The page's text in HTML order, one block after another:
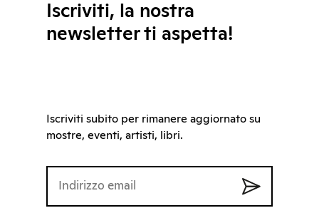
Iscriviti, la nostra
newsletter ti aspetta!
Iscriviti subito per rimanere aggiornato su
mostre, eventi, artisti, libri.